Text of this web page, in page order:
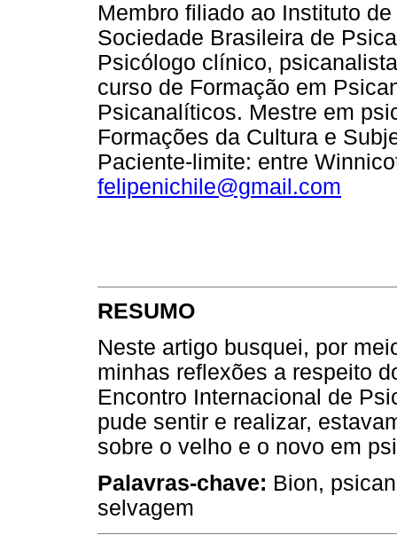
Membro filiado ao Instituto
Sociedade Brasileira de
Psicólogo clínico,
curso de Formação em
Psicanalíticos. Mestre em
Formações da Cultura e
Paciente-limite: entre
felipenichile@gmail.com
RESUMO
Neste artigo busquei, por
minhas reflexões a respeito
Encontro Internacional de
pude sentir e realizar,
sobre o velho e o novo em
Palavras-chave: Bion,
selvagem